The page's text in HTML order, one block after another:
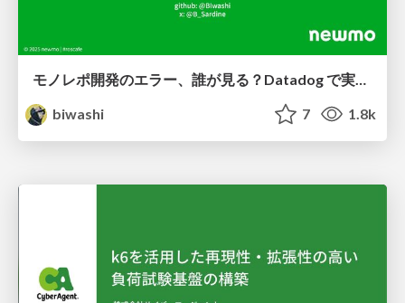
モノレポ開発のエラー、誰が見る？Datadog で実現する適切なトリアージとエスカレーション
biwashi
7 1.8k